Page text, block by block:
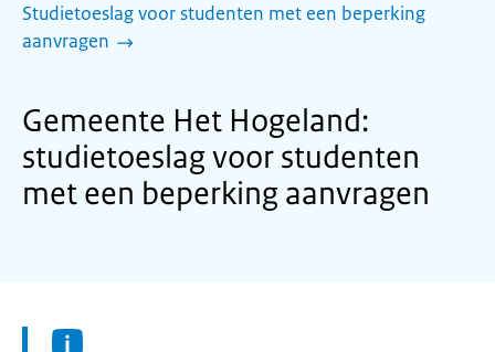
Studietoeslag voor studenten met een beperking
aanvragen
Gemeente Het Hogeland:
studietoeslag voor studenten
met een beperking aanvragen